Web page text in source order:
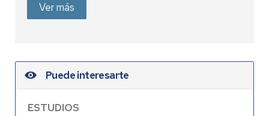
Ver más
Puede interesarte
ESTUDIOS